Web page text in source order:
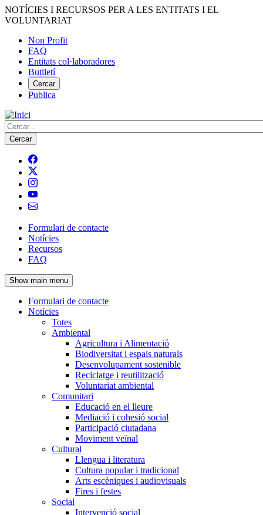
Vés
al
NOTÍCIES I RECURSOS PER A LES ENTITATS I EL
VOLUNTARIAT
Menú
del
compte
d'usuari
Non Profit
FAQ
Entitats col·laboradores
Butlletí
Cercar
Publica
Cerca
Navegació
principal
de
l'encapçalament
Formulari de contacte
Notícies
Recursos
FAQ
Show main menu
Navegació
principal
Formulari de contacte
Notícies
Totes
Ambiental
Agricultura i Alimentació
Biodiversitat i espais naturals
Desenvolupament sostenible
Reciclatge i reutilització
Voluntariat ambiental
Comunitari
Educació en el lleure
Mediació i cohesió social
Participació ciutadana
Moviment veïnal
Cultural
Llengua i literatura
Cultura popular i tradicional
Arts escèniques i audiovisuals
Fires i festes
Social
Intervenció social